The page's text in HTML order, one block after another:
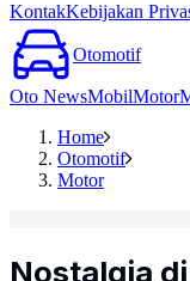
KontakKebijakan
Otomotif
Oto NewsMobilMotor
Home
Otomotif
Motor
Nostalgia